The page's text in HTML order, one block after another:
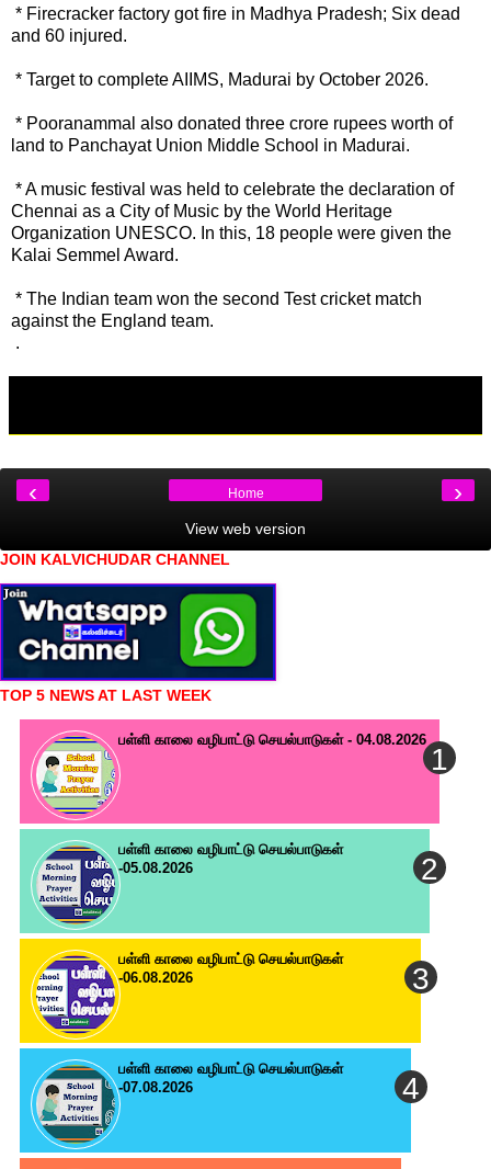
* Firecracker factory got fire in Madhya Pradesh; Six dead
and 60 injured.
* Target to complete AIIMS, Madurai by October 2026.
* Pooranammal also donated three crore rupees worth of
land to Panchayat Union Middle School in Madurai.
* A music festival was held to celebrate the declaration of
Chennai as a City of Music by the World Heritage
Organization UNESCO. In this, 18 people were given the
Kalai Semmel Award.
* The Indian team won the second Test cricket match
against the England team.
.
‹ ›
Home
View web version
JOIN KALVICHUDAR CHANNEL
TOP 5 NEWS AT LAST WEEK
பள்ளி காலை வழிபாட்டு செயல்பாடுகள் - 04.08.2026
பள்ளி காலை வழிபாட்டு செயல்பாடுகள்
-05.08.2026
பள்ளி காலை வழிபாட்டு செயல்பாடுகள்
-06.08.2026
பள்ளி காலை வழிபாட்டு செயல்பாடுகள்
-07.08.2026